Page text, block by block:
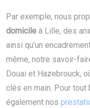
Par exemple, nous
domicile à Lille, des
ainsi qu’un
même, notre savoir-
Douai et Hazebrouck,
clés en main. Pour
également nos